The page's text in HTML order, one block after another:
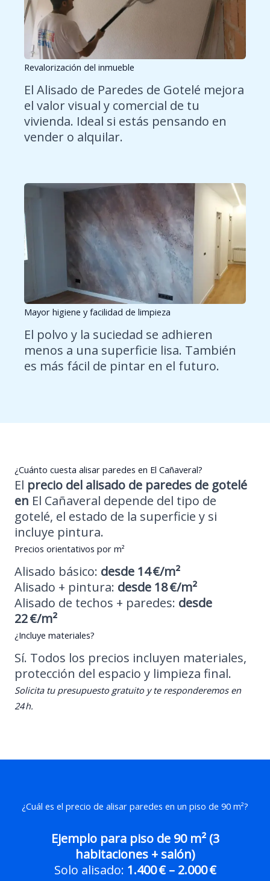
Revalorización del inmueble
El Alisado de Paredes de Gotelé mejora
el valor visual y comercial de tu
vivienda. Ideal si estás pensando en
vender o alquilar.
Mayor higiene y facilidad de limpieza
El polvo y la suciedad se adhieren
menos a una superficie lisa. También
es más fácil de pintar en el futuro.
¿Cuánto cuesta alisar paredes en El Cañaveral?
El precio del alisado de paredes de gotelé
en El Cañaveral depende del tipo de
gotelé, el estado de la superficie y si
incluye pintura.
Precios orientativos por m²
Alisado básico: desde 14 €/m²
Alisado + pintura: desde 18 €/m²
Alisado de techos + paredes: desde
22 €/m²
¿Incluye materiales?
Sí. Todos los precios incluyen materiales,
protección del espacio y limpieza final.
Solicita tu presupuesto gratuito y te responderemos en
24 h.
¿Cuál es el precio de alisar paredes en un piso de 90 m²?
Ejemplo para piso de 90 m² (3
habitaciones + salón)
Solo alisado: 1.400 € – 2.000 €